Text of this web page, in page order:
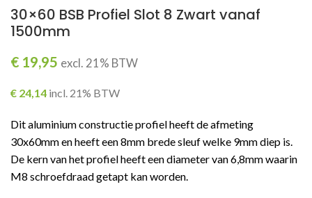
30×60 BSB Profiel Slot 8 Zwart vanaf
1500mm
€ 19,95 excl. 21% BTW
€ 24,14 incl. 21% BTW
Dit aluminium constructie profiel heeft de afmeting
30x60mm en heeft een 8mm brede sleuf welke 9mm diep is.
De kern van het profiel heeft een diameter van 6,8mm waarin
M8 schroefdraad getapt kan worden.